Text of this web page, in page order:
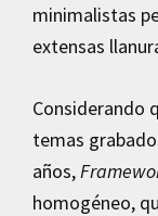
minimalistas
extensas
Considerando
temas
años,
homogéneo,